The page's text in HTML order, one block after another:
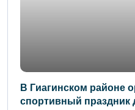
В Гиагинском районе
спортивный праздник